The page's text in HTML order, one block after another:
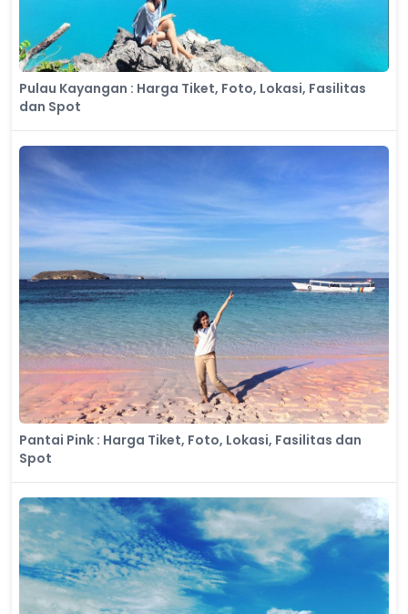
Pulau Kayangan : Harga Tiket, Foto, Lokasi, Fasilitas
dan Spot
Pantai Pink : Harga Tiket, Foto, Lokasi, Fasilitas dan
Spot